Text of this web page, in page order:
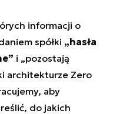
informacji o
spółki „hasła
i „pozostają
architekturze Zero
aby
do jakich